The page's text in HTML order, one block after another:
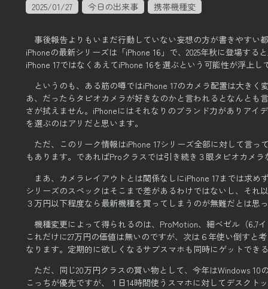
2025/01/27 今日の出来事 携帯機種変
事後報告よりもいまだ行動していない妄想の方が書きやすい
iPhoneの最新シリーズは「iPhone 16」で、2025年秋に登場する
iPhone 17ではなくあえてiPhone 16を選ぶという可能性が浮上し
というのも、ある筋の噂ではiPhone 17のカメラ配置は大きく
あ、だったらタピオカメラが好きなのかと言われるとなんとも
さが拭えません。 iPhoneにはそれなりのブランド力がありアイ
を選ぶのはアリだと思います。
ただ、このリーク情報はiPhone 17シリーズ全部に対して言っ
もあります。 であればProクラスでは引き続き３眼タピオカメ
まあ、カメラレイアウトとは関係なしにiPhone 17までは求め
シリーズのスペックはそこまで差があるわけではないし、 それ
３万円以下程度なら最新機種を買ってしまうのが無難だとは思
機種変更によって得られるのは、ProMotion、細ベゼル（6.7
これだけに27万円の価値は無いのですが、次は６年使い倒すと
なります。 定期的に欲しくなるサブスマホも同時にゲットでき
ただ、同じ20万円クラスの買い物として、今年はWindows 10
こっちが優先ですが、
１日14時間使うスマホに対してデスクト